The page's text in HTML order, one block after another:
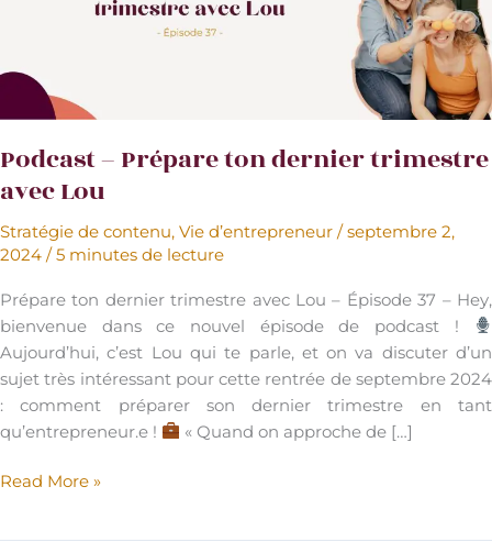
Podcast – Prépare ton dernier trimestre
avec Lou
Stratégie de contenu, Vie d’entrepreneur /septembre 2,
2024 /5 minutes de lecture
Prépare ton dernier trimestre avec Lou – Épisode 37 – Hey,
bienvenue dans ce nouvel épisode de podcast !
Aujourd’hui, c’est Lou qui te parle, et on va discuter d’un
sujet très intéressant pour cette rentrée de septembre 2024
: comment préparer son dernier trimestre en tant
qu’entrepreneur.e !
« Quand on approche de […]
Podcast
Read More »